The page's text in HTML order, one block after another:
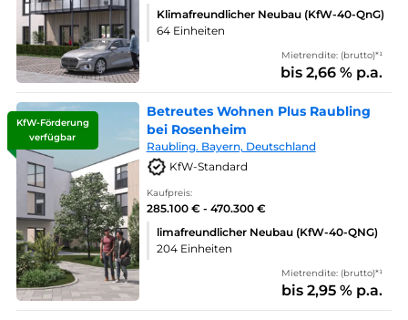
Klimafreundlicher Neubau (KfW-40-QnG)
64 Einheiten
Mietrendite: (brutto)*¹
bis 2,66 % p.a.
KfW-Förderung
verfügbar
Betreutes Wohnen Plus Raubling
bei Rosenheim
Raubling. Bayern, Deutschland
KfW-Standard
Kaufpreis:
285.100 € - 470.300 €
limafreundlicher Neubau (KfW-40-QNG)
204 Einheiten
Mietrendite: (brutto)*¹
bis 2,95 % p.a.